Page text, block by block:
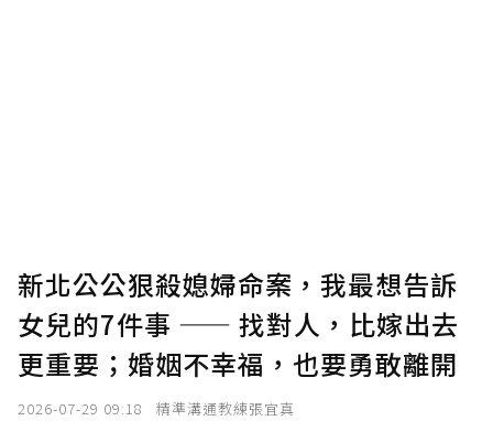
確認送出
新北公公狠殺媳婦命案，我最想告訴
女兒的7件事 —— 找對人，比嫁出去
更重要；婚姻不幸福，也要勇敢離開
2026-07-29 09:18 精準溝通教練張宜真